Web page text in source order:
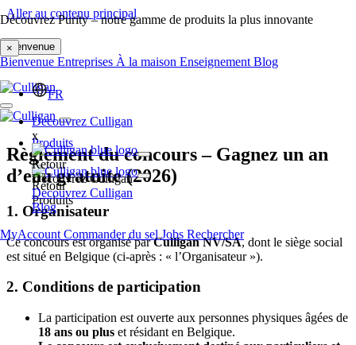
Aller au contenu principal
Découvrez Purity – notre gamme de produits la plus innovante
×
Bienvenue
Bienvenue Entreprises À la maison Enseignement Blog
FR
Decouvrez Culligan
x
Retour
Decouvrez Culligan
Decouvrez Culligan
Blog
MyAccount Commander du sel Jobs Rechercher
Produits
x
Retour
Produits
Règlement du concours – Gagnez un an
d’eau gratuite (2026)
1. Organisateur
Ce concours est organisé parCulligan NV/SA, dont le siège social
est situé en Belgique (ci-après : « l’Organisateur »).
2. Conditions de participation
La participation est ouverte aux personnes physiques âgées de
18 ans ou plus et résidant en Belgique.